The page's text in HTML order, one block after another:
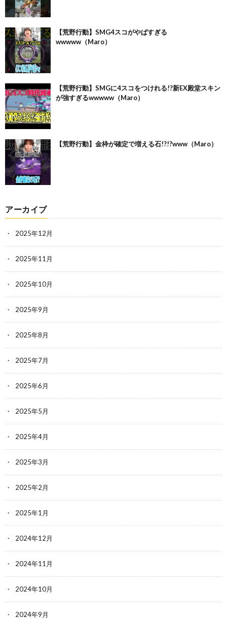
【荒野行動】SMG4スコがやばすぎる
wwwww（Maro）
【荒野行動】SMGに4スコをつけれる!?新EX殿堂スキン
が強すぎるwwwww（Maro）
【荒野行動】金枠が確定で増える石!?!?www（Maro）
アーカイブ
2025年12月
2025年11月
2025年10月
2025年9月
2025年8月
2025年7月
2025年6月
2025年5月
2025年4月
2025年3月
2025年2月
2025年1月
2024年12月
2024年11月
2024年10月
2024年9月